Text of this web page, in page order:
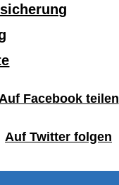
Auf Facebook teilen
Auf Twitter folgen